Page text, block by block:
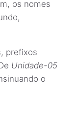
os nomes
prefixos
Unidade-05
o